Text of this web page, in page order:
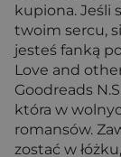
kupiona. Jeśli
twoim sercu,
jesteś fanką
Love and
Goodreads
która w
romansów.
zostać w